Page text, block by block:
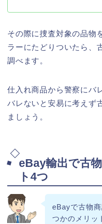
その際に捜査対象の品物
ラーにたどりついたら、
調べます。
仕入れ商品から警察にバ
バレないと安易に考えず
ましょう。
eBay輸出で古
ト4つ
eBayで古物
つかのメリッ